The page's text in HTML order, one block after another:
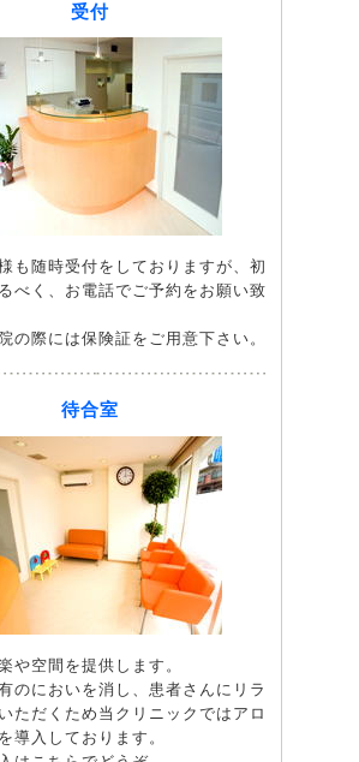
受付
も随時受付をしておりますが、初
べく、お電話でご予約をお願い致
の際には保険証をご用意下さい。
待合室
や空間を提供します。
のにおいを消し、患者さんにリラ
ただくため当クリニックではアロ
導入しております。